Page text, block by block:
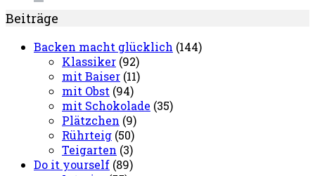
Beiträge
Backen macht glücklich (144)
Klassiker (92)
mit Baiser (11)
mit Obst (94)
mit Schokolade (35)
Plätzchen (9)
Rührteig (50)
Teigarten (3)
Do it yourself (89)